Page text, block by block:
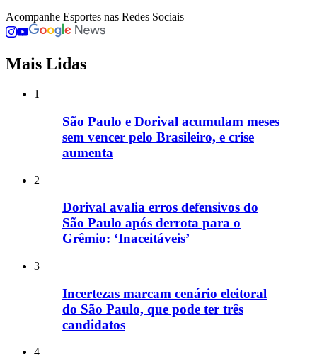
Acompanhe Esportes nas Redes Sociais
Mais Lidas
1
São Paulo e Dorival acumulam meses
sem vencer pelo Brasileiro, e crise
aumenta
2
Dorival avalia erros defensivos do
São Paulo após derrota para o
Grêmio: ‘Inaceitáveis’
3
Incertezas marcam cenário eleitoral
do São Paulo, que pode ter três
candidatos
4